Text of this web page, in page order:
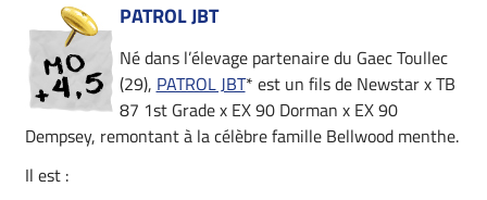
PATROL JBT
Né dans l’élevage partenaire du Gaec Toullec
(29), PATROL JBT* est un fils de Newstar x TB
87 1st Grade x EX 90 Dorman x EX 90
Dempsey, remontant à la célèbre famille Bellwood menthe.
Il est :